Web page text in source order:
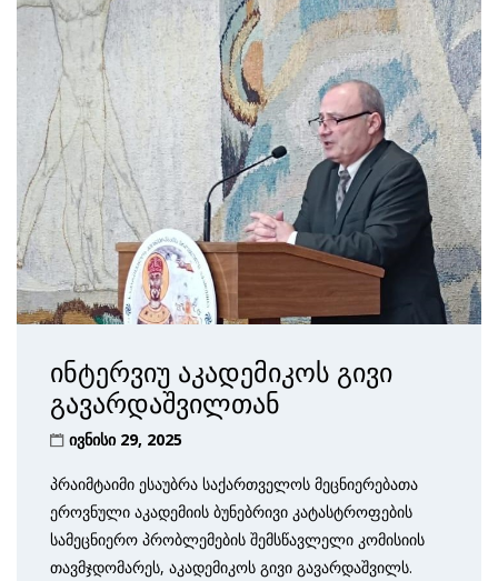
ინტერვიუ აკადემიკოს გივი
გავარდაშვილთან
ივნისი 29, 2025
პრაიმტაიმი ესაუბრა საქართველოს მეცნიერებათა
ეროვნული აკადემიის ბუნებრივი კატასტროფების
სამეცნიერო პრობლემების შემსწავლელი კომისიის
თავმჯდომარეს, აკადემიკოს გივი გავარდაშვილს.